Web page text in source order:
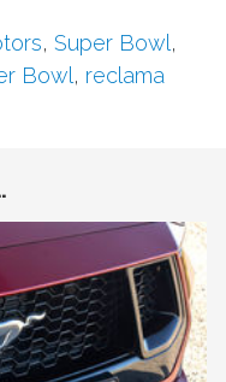
, Super Bowl ,
Bowl , reclama